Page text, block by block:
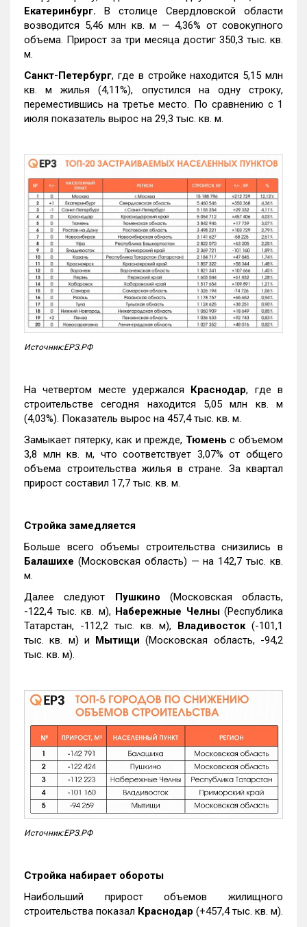
Екатеринбург. В столице Свердловской области
возводится 5,46 млн кв. м — 4,36% от совокупного
объема. Прирост за три месяца достиг 350,3 тыс. кв.
м.
Санкт-Петербург, где в стройке находится 5,15 млн
кв. м жилья (4,11%), опустился на одну строку,
переместившись на третье место. По сравнению с 1
июля показатель вырос на 29,3 тыс. кв. м.
Источник:ЕРЗ.РФ
На четвертом месте удержался Краснодар, где в
строительстве сегодня находится 5,05 млн кв. м
(4,03%). Показатель вырос на 457,4 тыс. кв. м.
Замыкает пятерку, как и прежде, Тюмень с объемом
3,8 млн кв. м, что соответствует 3,07% от общего
объема строительства жилья в стране. За квартал
прирост составил 17,7 тыс. кв. м.
Стройка замедляется
Больше всего объемы строительства снизились в
Балашихе (Московская область) — на 142,7 тыс. кв.
м.
Далее следуют Пушкино (Московская область,
-122,4 тыс. кв. м), Набережные Челны(Республика
Татарстан, -112,2 тыс. кв. м), Владивосток(-101,1
тыс. кв. м) и Мытищи (Московская область, -94,2
тыс. кв. м).
Источник:ЕРЗ.РФ
Стройка набирает обороты
Наибольший прирост объемов жилищного
строительства показал Краснодар (+457,4 тыс. кв. м).